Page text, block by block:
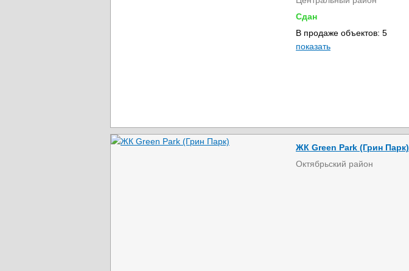
Сдан
В продаже объектов: 5
показать
ЖК Green Park (Грин Парк)
Октябрьский район